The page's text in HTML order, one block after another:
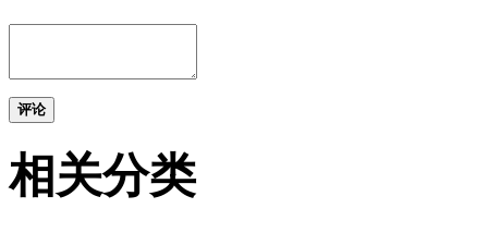
评论
相关分类